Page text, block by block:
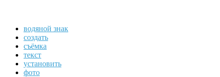
водяной знак
создать
съёмка
текст
установить
фото